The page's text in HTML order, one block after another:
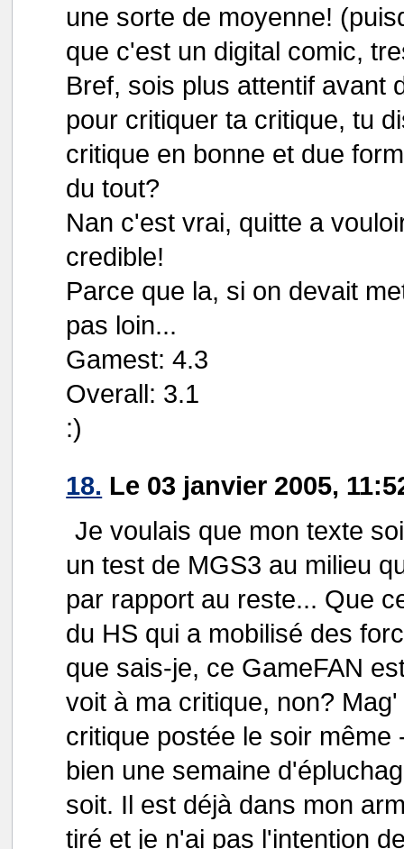
une sorte de moyenne!
que c'est un digital comic,
Bref, sois plus attentif avant
pour critiquer ta critique, tu
critique en bonne et due
du tout?
Nan c'est vrai, quitte a
credible!
Parce que la, si on devait
pas loin...
Gamest: 4.3
Overall: 3.1
:)
18. Le 03 janvier 2005,
Je voulais que mon texte
un test de MGS3 au milieu
par rapport au reste... Que
du HS qui a mobilisé des
que sais-je, ce GameFAN
voit à ma critique, non?
critique postée le soir
bien une semaine
soit. Il est déjà dans mon
tiré et je n'ai pas l'intention